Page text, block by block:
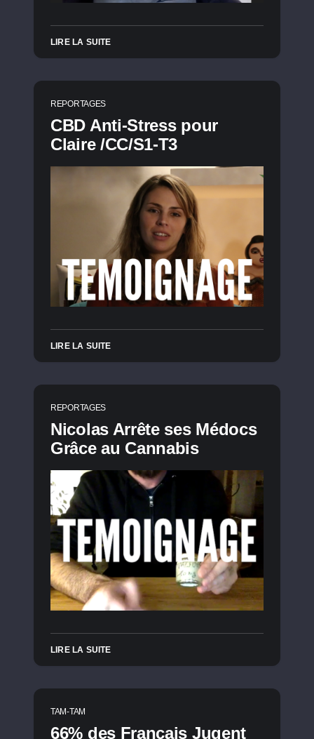
LIRE LA SUITE
REPORTAGES
CBD Anti-Stress pour
Claire /CC/S1-T3
LIRE LA SUITE
REPORTAGES
Nicolas Arrête ses Médocs
Grâce au Cannabis
LIRE LA SUITE
TAM-TAM
66% des Français Jugent